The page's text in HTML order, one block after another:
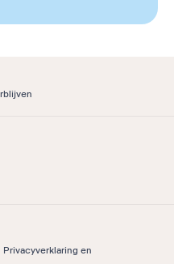
Privacyverklaring en